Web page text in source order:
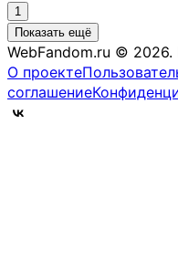
1
Показать ещё
WebFandom.ru © 2026.
О проекте
соглашение